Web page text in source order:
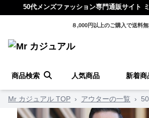
50代メンズファッション専門通販サイト
８,000円以上のご購入で送料
商品検索 人気商品 新着商
Mr カジュアル TOP › アウターの一覧 ›